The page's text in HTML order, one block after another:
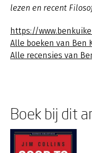
lezen en recent
https://
Alle boeken van Ben
Alle recensies van
Boek bij dit